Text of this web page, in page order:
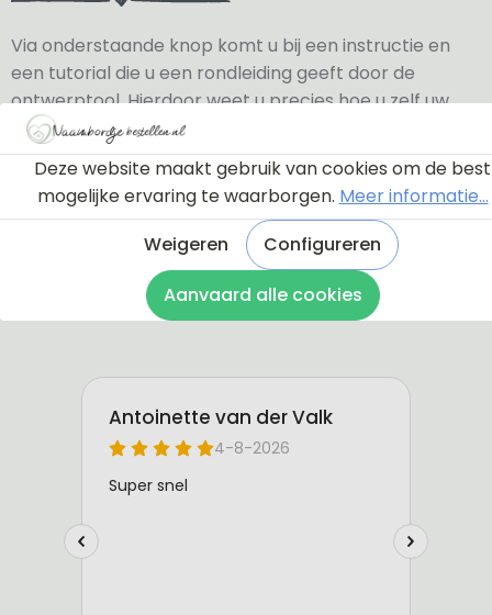
Via onderstaande knop komt u bij een instructie en
een tutorial die u een rondleiding geeft door de
ontwerptool. Hierdoor weet u precies hoe u zelf uw
naambordje helemaal kunt aanpassen en naar uw
eigen smaak kunt ontwerpen.
Bekijk de instructie
Deze website maakt gebruik van cookies om de best
mogelijke ervaring te waarborgen. Meer informatie...
Weigeren
Configureren
Aanvaard alle cookies